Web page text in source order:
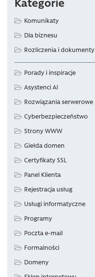
Komunikaty
Dla biznesu
Rozliczenia i dokumenty
Porady i inspiracje
Asystenci AI
Rozwiązania serwerowe
Cyberbezpieczeństwo
Strony WWW
Giełda domen
Certyfikaty SSL
Panel Klienta
Rejestracja usług
Usługi informatyczne
Programy
Poczta e-mail
Formalności
Domeny